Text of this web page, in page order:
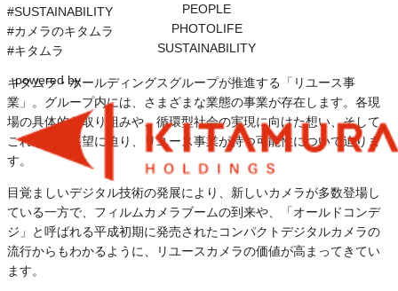
PEOPLE
PHOTOLIFE
SUSTAINABILITY
powered by
#SUSTAINABILITY
#カメラのキタムラ
#キタムラ
キタムラ・ホールディングスグループが推進する「リユース事
業」。グループ内には、さまざまな業態の事業が存在します。各現
場の具体的な取り組みや、循環型社会の実現に向けた想い、そして
これからの展望に迫り、リユース事業が持つ可能性について迫りま
す。
目覚ましいデジタル技術の発展により、新しいカメラが多数登場し
ている一方で、フィルムカメラブームの到来や、「オールドコンデ
ジ」と呼ばれる平成初期に発売されたコンパクトデジタルカメラの
流行からもわかるように、リユースカメラの価値が高まってきてい
ます。